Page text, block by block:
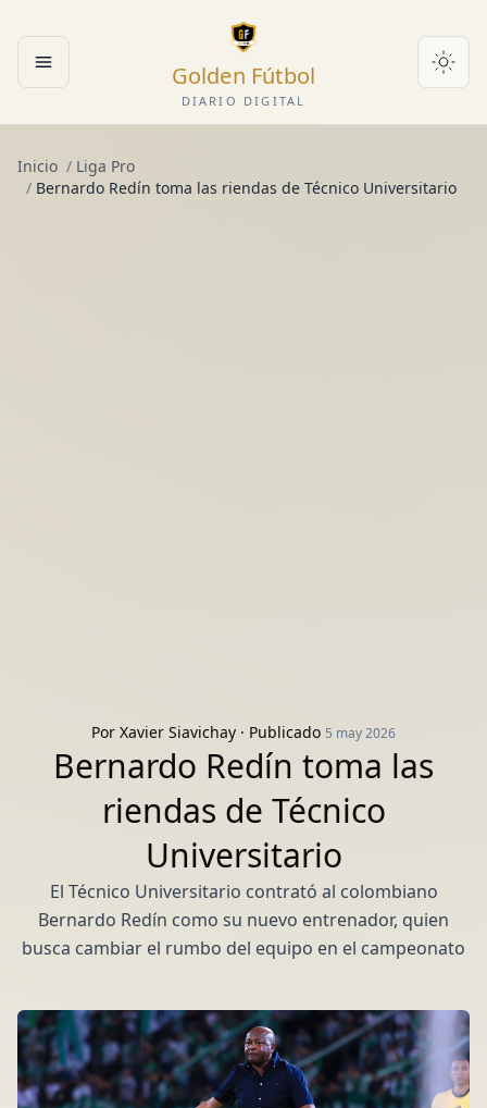
Abrir menú Golden Fútbol
DIARIO DIGITAL
Inicio / Liga Pro
/ Bernardo Redín toma las riendas de Técnico Universitario
Por Xavier Siavichay · Publicado 5 may 2026
Bernardo Redín toma las
riendas de Técnico
Universitario
El Técnico Universitario contrató al colombiano
Bernardo Redín como su nuevo entrenador, quien
busca cambiar el rumbo del equipo en el campeonato